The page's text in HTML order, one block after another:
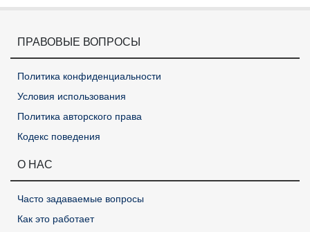
ПРАВОВЫЕ ВОПРОСЫ
Политика конфиденциальности
Условия использования
Политика авторского права
Кодекс поведения
О НАС
Часто задаваемые вопросы
Как это работает